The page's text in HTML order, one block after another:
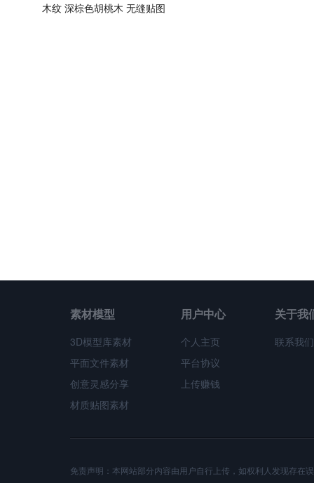
木纹 深棕色胡桃木 无缝贴图
素材模型
3D模型库素材
平面文件素材
创意灵感分享
材质贴图素材
用户中心
个人主页
平台协议
上传赚钱
关于我
联系我们
免责声明：本网站部分内容由用户自行上传，如权利人发现存在